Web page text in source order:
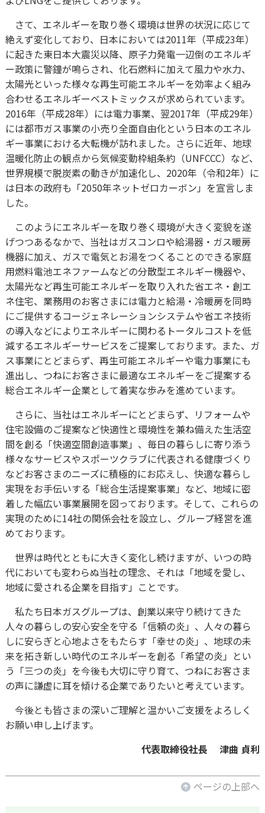
さて、エネルギーを取り巻く環境は世界の状況に応じて
絶えず変化しており、日本においては2011年（平成23年）
に起きた東日本大震災以降、原子力発電一辺倒のエネルギ
ー政策に警鐘が鳴らされ、化石燃料に加えて風力や水力、
太陽光といった様々な再生可能エネルギーを効率よく組み
合わせるエネルギーベストミックスが求められています。
2016年（平成28年）には電力事業、翌2017年（平成29年）
には都市ガス事業の小売り全面自由化という日本のエネル
ギー事業における大転機が訪れました。さらに近年、地球
温暖化防止の観点から気候変動枠組条約（UNFCCC）など、
世界規模で脱炭素の動きが加速化し、2020年（令和2年）に
は日本の政府も「2050年ネットゼロカーボン」を宣言しま
した。
このようにエネルギーを取り巻く環境が大きく変貌を遂
げつつあるなかで、当社はガスコンロや給湯器・ガス暖房
機器に加え、ガスで電気とお湯をつくることのできる家庭
用燃料電池エネファームなどの分散型エネルギー機器や、
太陽光など再生可能エネルギーを取り入れた省エネ・創エ
ネ住宅、業務用のお客さまには電力と給湯・冷暖房を同時
にご提供するコージェネレーションシステムや省エネ技術
の導入などによりエネルギーに関わるトータルコストを低
減するエネルギーサービスをご提案しております。また、ガ
ス事業にとどまらず、再生可能エネルギーや電力事業にも
進出し、つねにお客さまに最適なエネルギーをご提案する
総合エネルギー企業として着実な歩みを進めています。
さらに、当社はエネルギーにとどまらず、リフォームや
住宅設備のご提案など快適性と環境性を兼ね備えた生活空
間を創る「快適空間創造事業」、毎日の暮らしに寄り添う
様々なサービスやスポーツクラブに代表される健康づくり
などお客さまのニーズに積極的にお応えし、快適な暮らし
実現をお手伝いする「総合生活提案事業」など、地域に密
着した幅広い事業展開を図っております。そして、これらの
実現のために14社の関係会社を設立し、グループ経営を進
めております。
世界は時代とともに大きく変化し続けますが、いつの時
代においても変わらぬ当社の理念、それは「地域を愛し、
地域に愛される企業を目指す」ことです。
私たち日本ガスグループは、創業以来守り続けてきた
人々の暮らしの安心安全を守る「信頼の炎」、人々の暮ら
しに安らぎと心地よさをもたらす「幸せの炎」、地球の未
来を拓き新しい時代のエネルギーを創る「希望の炎」とい
う「三つの炎」を今後も大切に守り育て、つねにお客さま
の声に謙虚に耳を傾ける企業でありたいと考えています。
今後とも皆さまの深いご理解と温かいご支援をよろしく
お願い申し上げます。
代表取締役社長 津曲 貞利
ページの上部へ